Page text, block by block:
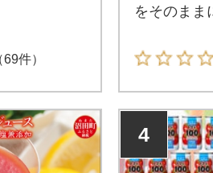
件）
をそのまま
4